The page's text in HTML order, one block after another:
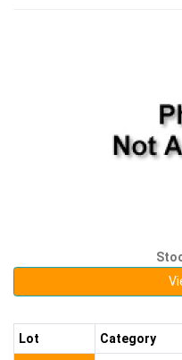
Lot Category